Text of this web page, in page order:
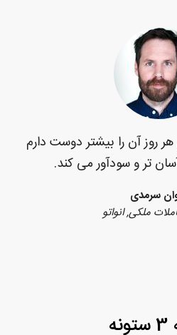
روز آن را بیشتر دوست دارم
تر و سودآور می کند.
سرمدی
ملکی, انواتو